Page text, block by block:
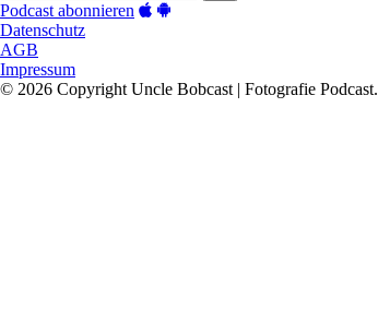
Podcast abonnieren
Datenschutz
AGB
Impressum
© 2026 Copyright Uncle Bobcast | Fotografie Podcast.